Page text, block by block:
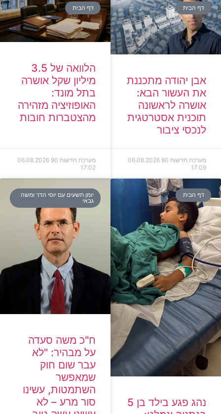
דף הבית
אבן יהודה מתכננת
את העשור הבא:
אושרה לראשונה
תוכנית אסטרטגית
לנכסי ציבור
מערכת חדשות 90
06.08.2026
17:09
דף הבית
הלוואה של 3.5
מיליון שקל אושרה
בתל מונד:
האופוזיציה מזהירה
מהצטברות חובות
מערכת חדשות 90
06.08.2026
17:02
דף הבית
נהג פגע בילד בן 5
יומן תשעים עם יוסי הדר ומשה
גבאי
ח"כ משה סעדה
על מבהיר: "לא
עבר שום חוק
שמאפשר
השתמטות, עשינו
סור מרע – לא